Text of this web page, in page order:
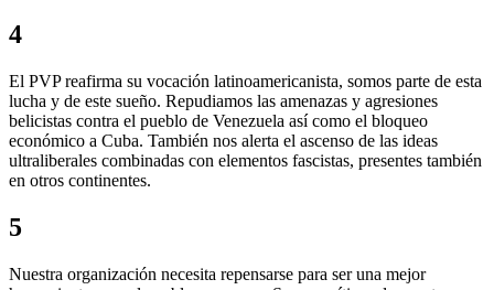
4
El PVP reafirma su vocación latinoamericanista, somos parte de esta
lucha y de este sueño. Repudiamos las amenazas y agresiones
belicistas contra el pueblo de Venezuela así como el bloqueo
económico a Cuba. También nos alerta el ascenso de las ideas
ultraliberales combinadas con elementos fascistas, presentes también
en otros continentes.
5
Nuestra organización necesita repensarse para ser una mejor